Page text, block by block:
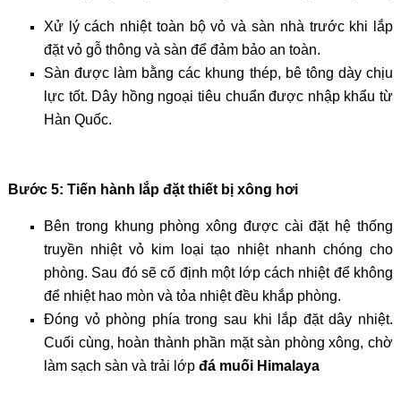
Xử lý cách nhiệt toàn bộ vỏ và sàn nhà trước khi lắp
đặt vỏ gỗ thông và sàn để đảm bảo an toàn.
Sàn được làm bằng các khung thép, bê tông dày chịu
lực tốt. Dây hồng ngoại tiêu chuẩn được nhập khẩu từ
Hàn Quốc.
Bước 5: Tiến hành lắp đặt thiết bị xông hơi
Bên trong khung phòng xông được cài đặt hệ thống
truyền nhiệt vỏ kim loại tạo nhiệt nhanh chóng cho
phòng. Sau đó sẽ cố định một lớp cách nhiệt để không
để nhiệt hao mòn và tỏa nhiệt đều khắp phòng.
Đóng vỏ phòng phía trong sau khi lắp đặt dây nhiệt.
Cuối cùng, hoàn thành phần mặt sàn phòng xông, chờ
làm sạch sàn và trải lớp đá muối Himalaya